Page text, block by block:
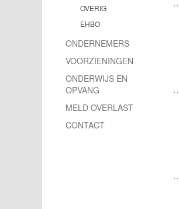
OVERIG
EHBO
ONDERNEMERS
VOORZIENINGEN
ONDERWIJS EN
OPVANG
MELD OVERLAST
CONTACT